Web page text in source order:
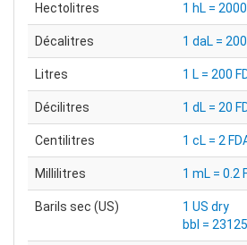
Hectolitres 1 hL =
Décalitres 1 daL =
Litres 1 L = 200
Décilitres 1 dL = 20
Centilitres 1 cL = 2
Millilitres 1 mL = 0.2
Barils sec (US)
1 US dry
bbl =